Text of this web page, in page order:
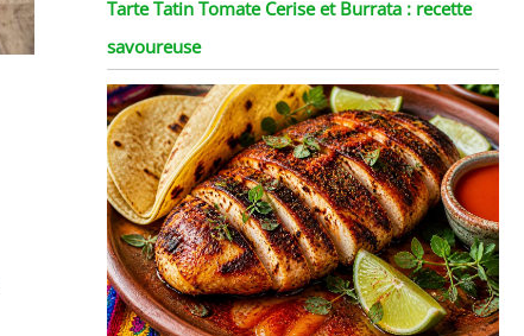
Tarte Tatin Tomate Cerise et Burrata : recette
savoureuse